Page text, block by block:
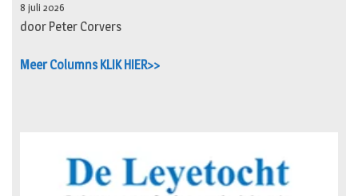
8 juli 2026
door Peter Corvers
Meer Columns KLIK HIER>>